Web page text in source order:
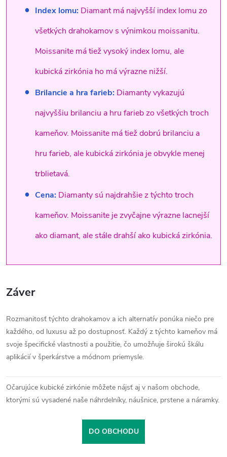
Index lomu: Diamant má najvyšší index lomu zo
všetkých drahokamov s výnimkou moissanitu.
Moissanite má tiež vysoký index lomu, ale
kubická zirkónia ho má výrazne nižší.
Brilancie a hra farieb: Diamanty vykazujú
najvyššiu brilanciu a hru farieb zo všetkých troch
kameňov. Moissanite má tiež dobrú brilanciu a
hru farieb, ale kubická zirkónia je obvykle menej
trblietavá.
Cena: Diamanty sú najdrahšie z týchto troch
kameňov. Moissanite je zvyčajne výrazne lacnejší
ako diamant, ale stále drahší ako kubická zirkónia.
Záver
Rozmanitosť týchto drahokamov a ich alternatív ponúka niečo pre
každého, od luxusu až po dostupnosť. Každý z týchto kameňov má
svoje špecifické vlastnosti a použitie, čo umožňuje širokú škálu
aplikácií v šperkárstve a módnom priemysle.
Očarujúce kubické zirkónie môžete nájsť aj v našom obchode,
ktorými sú vysadené naše náhrdelníky, náušnice, prstene a náramky.
DO OBCHODU